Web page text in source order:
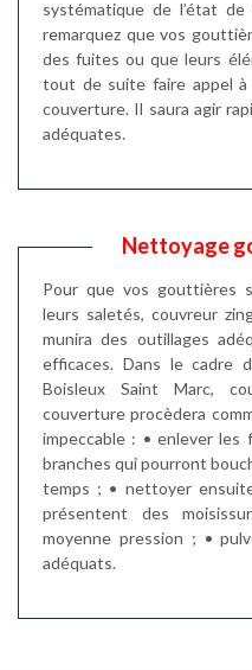
systématique de l’état
remarquez que vos
des fuites ou que leurs
tout de suite faire appel à
couverture. Il saura agir
adéquates.
Nettoyage
Pour que vos gouttières
leurs saletés, couvreur
munira des outillages
efficaces. Dans le cadre
Boisleux Saint Marc,
couverture procèdera
impeccable : • enlever
branches qui pourront
temps ; • nettoyer
présentent des
moyenne pression ; •
adéquats.